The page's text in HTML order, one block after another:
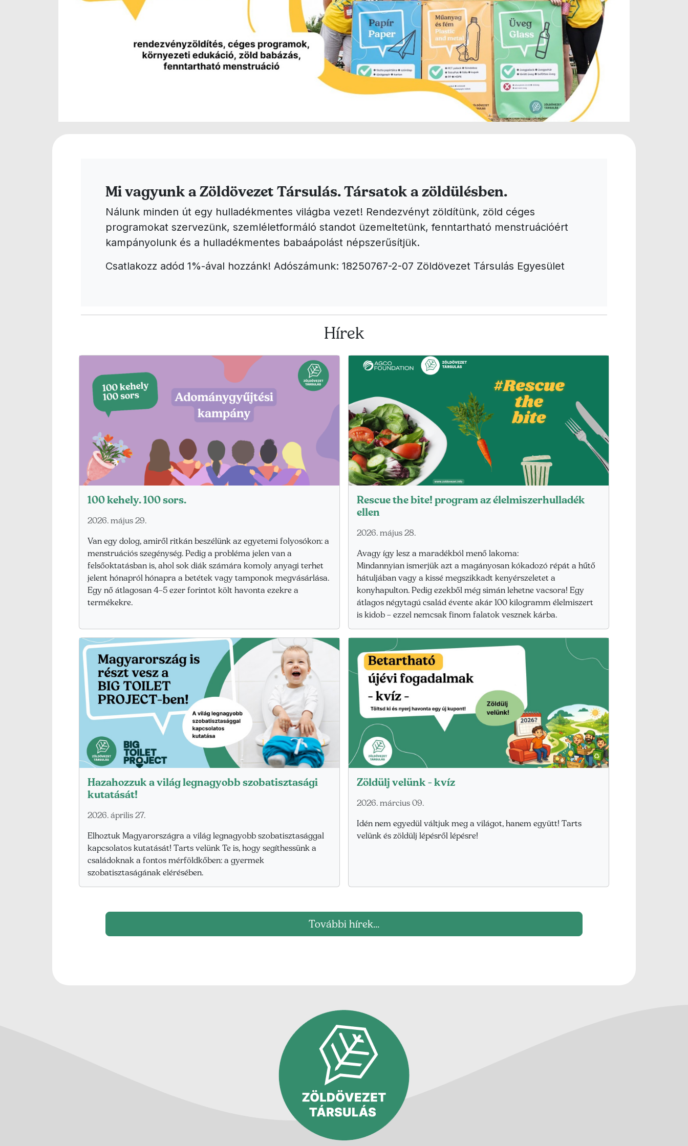
Mi vagyunk a Zöldövezet Társulás. Társatok a zöldülésben.
Nálunk minden út egy hulladékmentes világba vezet! Rendezvényt zöldítünk, zöld céges
programokat szervezünk, szemléletformáló standot üzemeltetünk, fenntartható menstruációért
kampányolunk és a hulladékmentes babaápolást népszerűsítjük.
Csatlakozz adód 1%-ával hozzánk! Adószámunk: 18250767-2-07 Zöldövezet Társulás Egyesület
Hírek
100 kehely. 100 sors.
2026. május 29.
Van egy dolog, amiről ritkán beszélünk az egyetemi folyosókon: a
menstruációs szegénység. Pedig a probléma jelen van a
felsőoktatásban is, ahol sok diák számára komoly anyagi terhet
jelent hónapról hónapra a betétek vagy tamponok megvásárlása.
Egy nő átlagosan 4–5 ezer forintot költ havonta ezekre a
termékekre.
Rescue the bite! program az élelmiszerhulladék
ellen
2026. május 28.
Avagy így lesz a maradékból menő lakoma:
Mindannyian ismerjük azt a magányosan kókadozó répát a hűtő
hátuljában vagy a kissé megszikkadt kenyérszeletet a
konyhapulton. Pedig ezekből még simán lehetne vacsora! Egy
átlagos négytagú család évente akár 100 kilogramm élelmiszert
is kidob – ezzel nemcsak finom falatok vesznek kárba.
Hazahozzuk a világ legnagyobb szobatisztasági
kutatását!
2026. április 27.
Elhoztuk Magyarországra a világ legnagyobb szobatisztasággal
kapcsolatos kutatását! Tarts velünk Te is, hogy segíthessünk a
családoknak a fontos mérföldkőben: a gyermek
szobatisztaságának elérésében.
Zöldülj velünk - kvíz
2026. március 09.
Idén nem egyedül váltjuk meg a világot, hanem együtt! Tarts
velünk és zöldülj lépésről lépésre!
További hírek...